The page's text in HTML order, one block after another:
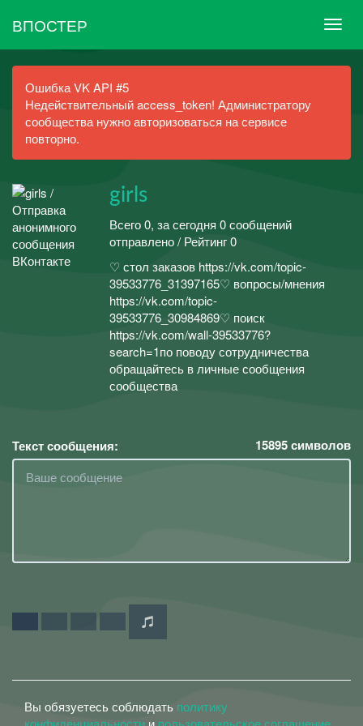
ВПОСТЕР
Ошибка VK API #5
Недействительный access_token! Администратору
сообщества нужно авторизоваться на сервисе
повторно.
girls
Всего 0, за сегодня 0 сообщений
отправлено / Рейтинг 0
♡ стол заказов https://vk.com/topic-
39533776_31397165♡ вопросы/мнения
https://vk.com/topic-
39533776_30984869♡ поиск
https://vk.com/wall-39533776?
search=1по поводу сотрудничества
обращайтесь в личные сообщения
сообщества
Текст сообщения: 15895символов
Вы обязуетесь соблюдать политику